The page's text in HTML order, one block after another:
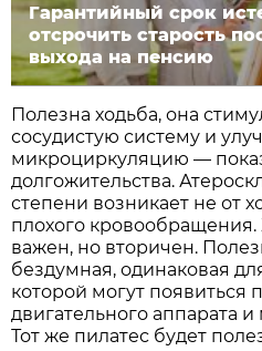
Гарантийный срок
отсрочить старость
выхода на пенсию
Полезна ходьба, она
сосудистую систему и
микроциркуляцию —
долгожительства.
степени возникает не от
плохого кровообращения.
важен, но вторичен.
бездумная, одинаковая
которой могут
двигательного аппарата
Тот же пилатес будет